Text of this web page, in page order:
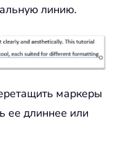
линию.
маркеры
ее длиннее или